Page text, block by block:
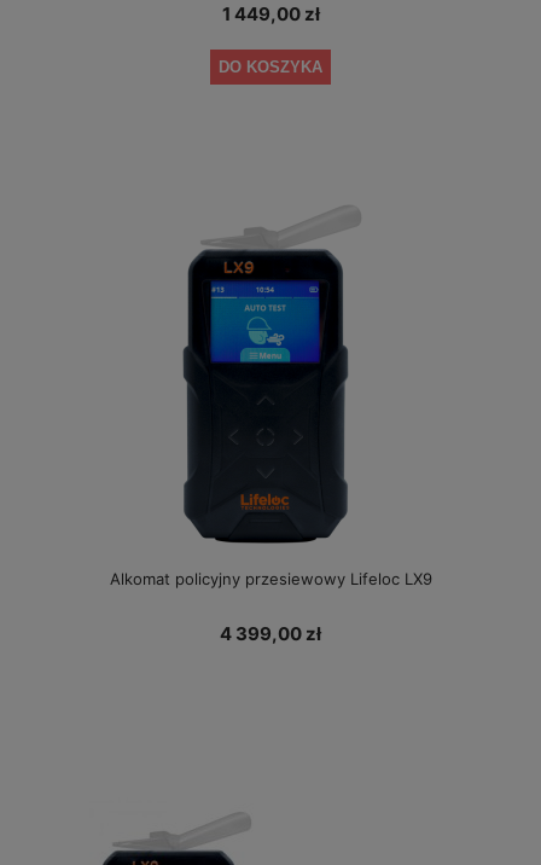
1 449,00 zł
DO KOSZYKA
Alkomat policyjny przesiewowy Lifeloc LX9
4 399,00 zł